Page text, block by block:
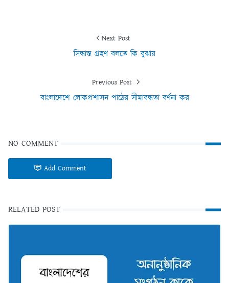
Next Post
সিদ্ধান্ত গ্রহণ বলতে কি বুঝায়
Previous Post
বাংলাদেশে লোকপ্রশাসন পাঠের সীমাবদ্ধতা বর্ণনা কর
NO COMMENT
Add Comment
RELATED POST